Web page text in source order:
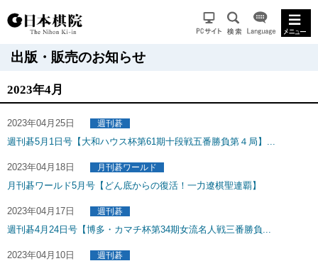
出版・販売のお知らせ
2023年4月
2023年04月25日 週刊碁
週刊碁5月1日号【大和ハウス杯第61期十段戦五番勝負第４局】...
2023年04月18日 月刊碁ワールド
月刊碁ワールド5月号【どん底からの復活！一力遼棋聖連覇】
2023年04月17日 週刊碁
週刊碁4月24日号【博多・カマチ杯第34期女流名人戦三番勝負...
2023年04月10日 週刊碁